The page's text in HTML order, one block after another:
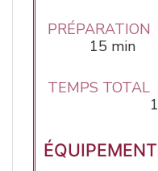
PRÉPARATION
15minutes
min
TEMPS TOTAL
1
ÉQUIPEMENT